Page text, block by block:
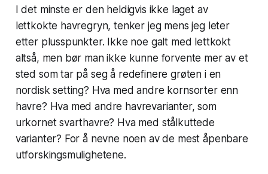
I det minste er den heldigvis ikke laget av
lettkokte havregryn, tenker jeg mens jeg leter
etter plusspunkter. Ikke noe galt med lettkokt
altså, men bør man ikke kunne forvente mer av et
sted som tar på seg å redefinere grøten i en
nordisk setting? Hva med andre kornsorter enn
havre? Hva med andre havrevarianter, som
urkornet svarthavre? Hva med stålkuttede
varianter? For å nevne noen av de mest åpenbare
utforskingsmulighetene.